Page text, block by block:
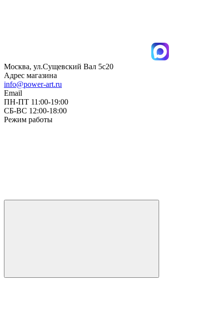
Москва, ул.Сущевский Вал 5с20
Адрес магазина
info@power-art.ru
Email
ПН-ПТ 11:00-19:00
СБ-ВС 12:00-18:00
Режим работы